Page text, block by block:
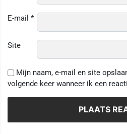
E-mail *
Site
Mijn naam, e-mail en site
volgende keer wanneer ik een